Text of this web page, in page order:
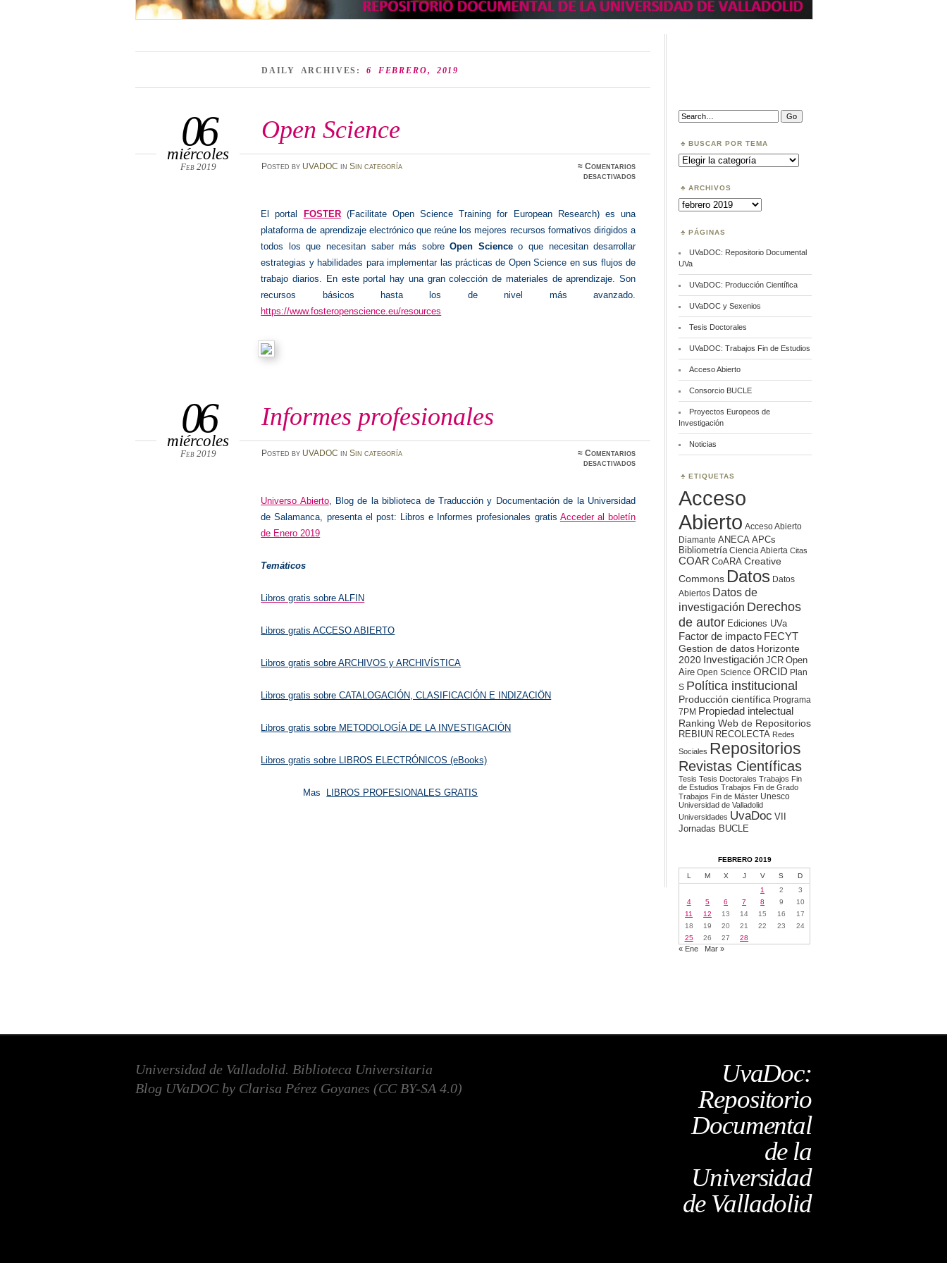
DAILY ARCHIVES:6 FEBRERO, 2019
Open Science
06
miércoles
Feb 2019 Posted by UVADOC in Sin categoría ≈Comentarios
desactivadosen
El portal FOSTER(Facilitate Open Science Training for European Research) es una
plataforma de aprendizaje electrónico que reúne los mejores recursos formativos dirigidos a
todos los que necesitan saber más sobreOpen Scienceo que necesitan desarrollar
estrategias y habilidades para implementar las prácticas de Open Science en sus flujos de
trabajo diarios. En este portal hay una gran colección de materiales de aprendizaje. Son
recursos básicos hasta los de nivel más avanzado.
https://www.fosteropenscience.eu/resources
Informes profesionales
06
miércoles
Feb 2019 Posted by UVADOC in Sin categoría ≈Comentarios
desactivadosen
Universo Abierto, Blog de la biblioteca de Traducción y Documentación de la Universidad
de Salamanca, presenta el post: Libros e Informes profesionales gratis Acceder al boletín
de Enero 2019
Temáticos
Libros gratis sobre ALFIN
Libros gratis ACCESO ABIERTO
Libros gratis sobre ARCHIVOS y ARCHIVÍSTICA
Libros gratis sobre CATALOGACIÓN, CLASIFICACIÓN E INDIZACIÖN
Libros gratis sobre METODOLOGÍA DE LA INVESTIGACIÓN
Libros gratis sobre LIBROS ELECTRÓNICOS (eBooks)
Mas LIBROS PROFESIONALES GRATIS
Search:
BUSCAR POR TEMA
Buscar
por
ARCHIVOS
Archivos
PÁGINAS
UVaDOC: Repositorio Documental
UVa
UVaDOC: Producción Científica
UVaDOC y Sexenios
Tesis Doctorales
UVaDOC: Trabajos Fin de Estudios
Acceso Abierto
Consorcio BUCLE
Proyectos Europeos de
Investigación
Noticias
ETIQUETAS
Acceso
Abierto Acceso Abierto
Diamante ANECA APCs
Bibliometría Ciencia Abierta Citas
COAR CoARA Creative
Commons Datos Datos
Abiertos Datos de
investigación Derechos
de autor Ediciones UVa
Factor de impacto FECYT
Gestion de datos Horizonte
2020 Investigación JCR Open
Aire Open Science ORCID Plan
S Política institucional
Producción científica Programa
7PM Propiedad intelectual
Ranking Web de Repositorios
REBIUN RECOLECTA Redes
Sociales Repositorios
Revistas Científicas
Tesis Tesis Doctorales Trabajos Fin
de Estudios Trabajos Fin de Grado
Trabajos Fin de Máster Unesco
Universidad de Valladolid
Universidades UvaDoc VII
Jornadas BUCLE
FEBRERO 2019
L M X J V S
D
1
2
3
4
5 6 7 8 9
10
11
12 13 14 15 16
17
18
19 20 21 22 23
24
25
26 27 28
« Ene Mar »
UvaDoc:
Repositorio
Documental
de la
Universidad
de Valladolid
Universidad de Valladolid. Biblioteca Universitaria
Blog UVaDOC by Clarisa Pérez Goyanes (CC BY-SA 4.0)